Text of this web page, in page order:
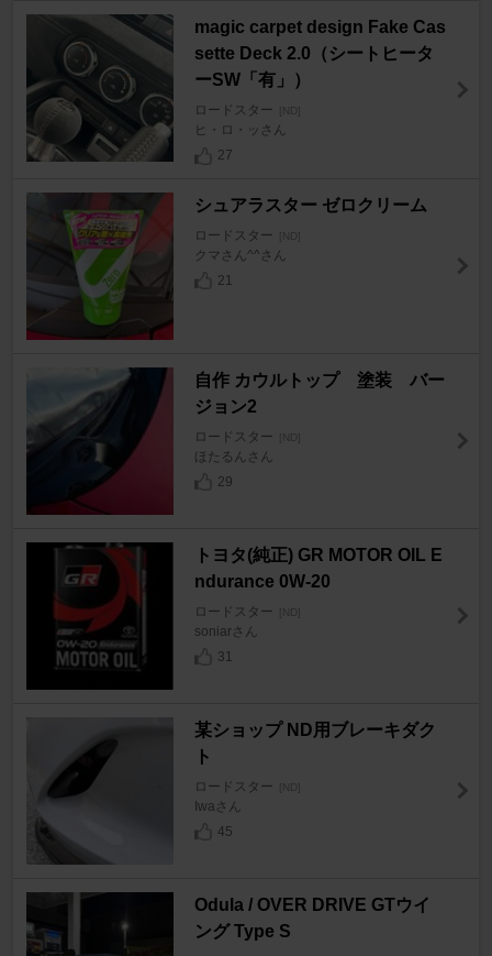
magic carpet design Fake Cas
sette Deck 2.0（シートヒータ
ーSW「有」）
ロードスター [ND]
ヒ・ロ・ッさん
27
シュアラスター ゼロクリーム
ロードスター [ND]
クマさん^^さん
21
自作 カウルトップ 塗装 バー
ジョン2
ロードスター [ND]
ほたるんさん
29
トヨタ(純正) GR MOTOR OIL E
ndurance 0W-20
ロードスター [ND]
soniarさん
31
某ショップ ND用ブレーキダク
ト
ロードスター [ND]
Iwaさん
45
Odula / OVER DRIVE GTウイ
ング Type S